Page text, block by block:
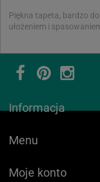
Piękna tapeta, bardzo
ułożeniem i
Informacja
Menu
Moje konto